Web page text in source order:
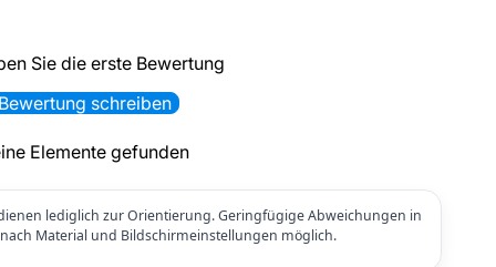
Sie die erste Bewertung
schreiben
Elemente gefunden
lediglich zur Orientierung. Geringfügige Abweichungen in
Material und Bildschirmeinstellungen möglich.